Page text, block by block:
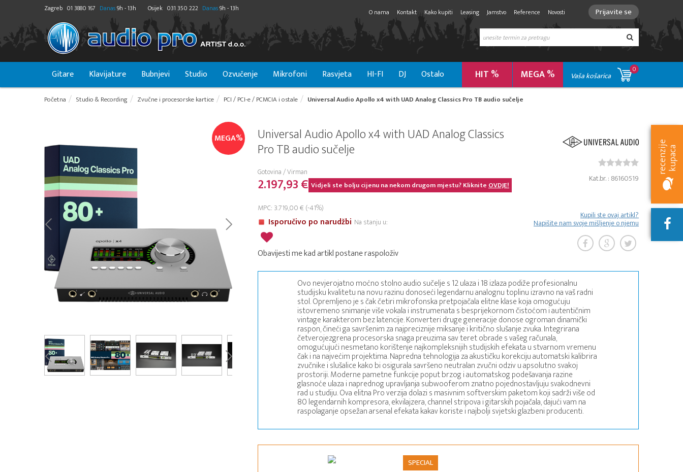
Zagreb 01 3880 167 Danas9h - 13h Osijek 031 350 222 Danas9h - 13h Prijavite se
O nama Kontakt Kako kupiti Leasing Jamstvo Reference Novosti
Gitare Klavijature Bubnjevi Studio Ozvučenje Mikrofoni Rasvjeta HI-FI DJ Ostalo Vaša košarica
0
MEGA %
HIT %
Početna Studio & Recording Zvučne i procesorske kartice PCI / PCI-e / PCMCIA i ostale Universal Audio Apollo x4 with UAD Analog Classics Pro TB audio sučelje
MEGA% Universal Audio Apollo x4 with UAD Analog Classics
Pro TB audio sučelje
Gotovina / Virman
2.197,93 € Vidjeli ste bolju cijenu na nekom drugom mjestu? KlikniteOVDJE!
MPC: 3.719,00 € (-41%)
Isporučivo po narudžbi Na stanju u:
Obavijesti me kad artikl postane raspoloživ
Kat.br. : 86160519
Kupili ste ovaj artikl?
Napišite nam svoje mišljenje o njemu
Ovo nevjerojatno moćno stolno audio sučelje s 12 ulaza i 18 izlaza podiže profesionalnu
studijsku kvalitetu na novu razinu donoseći legendarnu analognu toplinu izravno na vaš radni
stol. Opremljeno je s čak četiri mikrofonska pretpojačala elitne klase koja omogućuju
istovremeno snimanje više vokala i instrumenata s besprijekornom čistoćom i autentičnim
vintage karakterom bez latencije. Konverteri druge generacije donose ogroman dinamički
raspon, čineći ga savršenim za najpreciznije miksanje i kritično slušanje zvuka. Integrirana
četverojezgrena procesorska snaga preuzima sav teret obrade s vašeg računala,
omogućujući nesmetano korištenje najkompleksnijih studijskih efekata u stvarnom vremenu
čak i na najvećim projektima. Napredna tehnologija za akustičku korekciju automatski kalibrira
zvučnike i slušalice kako bi osigurala savršeno neutralan zvučni odziv u apsolutno svakoj
prostoriji. Moderne pametne funkcije poput brzog i automatskog podešavanja razine
glasnoće ulaza i naprednog upravljanja subwooferom znatno pojednostavljuju svakodnevni
rad u studiju. Ova elitna Pro verzija dolazi s masivnim softverskim paketom koji sadrži više od
80 legendarnih kompresora, ekvilajzera, channel stripova i gitarskih pojačala, dajući vam na
raspolaganje opsežan arsenal efekata kakav koriste i najbolji svjetski glazbeni producenti.
SPECIAL
r
e
c
e
n
z
ij
e
k
u
p
a
ca